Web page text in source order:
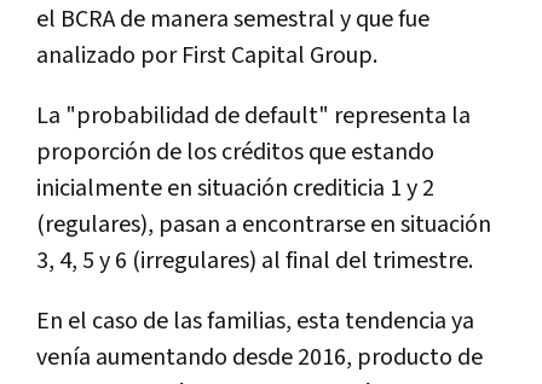
el BCRA de manera semestral y que fue
analizado por First Capital Group.
La "probabilidad de default" representa la
proporción de los créditos que estando
inicialmente en situación crediticia 1 y 2
(regulares), pasan a encontrarse en situación
3, 4, 5 y 6 (irregulares) al final del trimestre.
En el caso de las familias, esta tendencia ya
venía aumentando desde 2016, producto de